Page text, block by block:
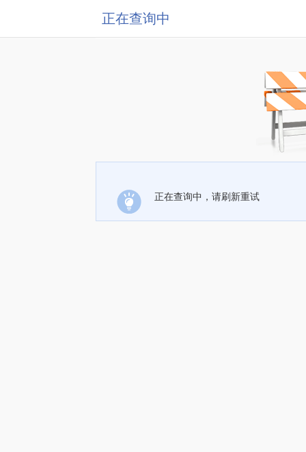
正在查询中
正在查询中，请刷新重试